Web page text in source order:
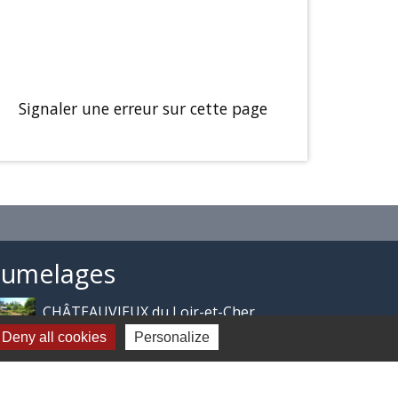
Signaler une erreur sur cette page
CHÂTEAUVIEUX du Loir-et-Cher
all cookies Personalize